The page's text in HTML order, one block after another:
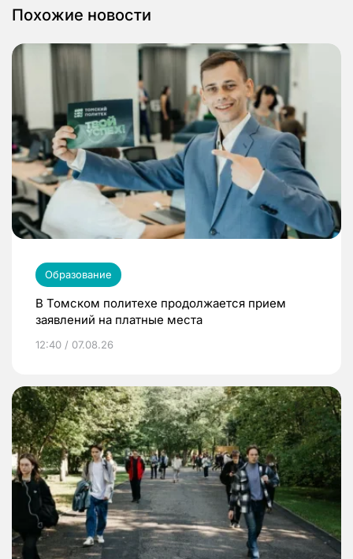
Похожие новости
Образование
В Томском политехе продолжается прием
заявлений на платные места
12:40 / 07.08.26